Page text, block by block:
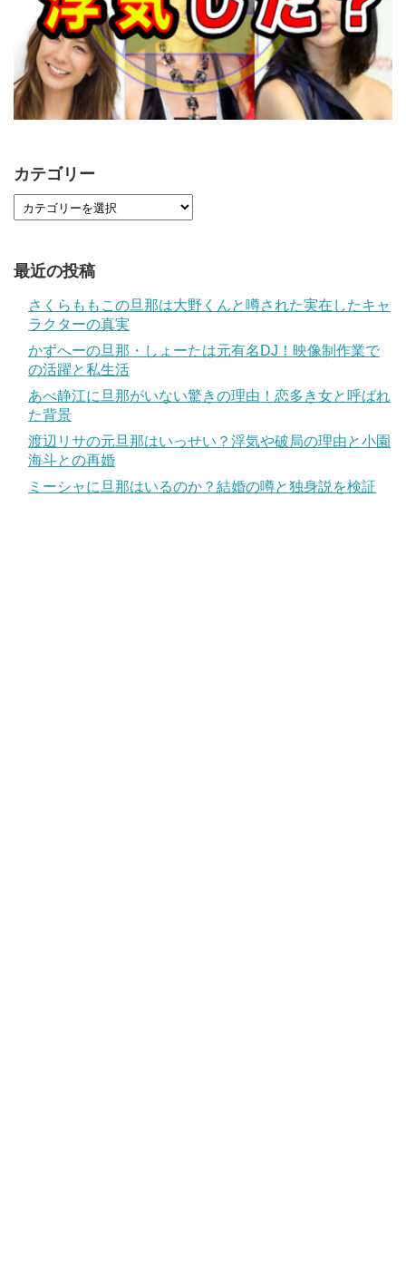
カテゴリー
最近の投稿
さくらももこの旦那は大野くんと噂された実在したキャ
ラクターの真実
かずへーの旦那・しょーたは元有名DJ！映像制作業で
の活躍と私生活
あべ静江に旦那がいない驚きの理由！恋多き女と呼ばれ
た背景
渡辺リサの元旦那はいっせい？浮気や破局の理由と小園
海斗との再婚
ミーシャに旦那はいるのか？結婚の噂と独身説を検証